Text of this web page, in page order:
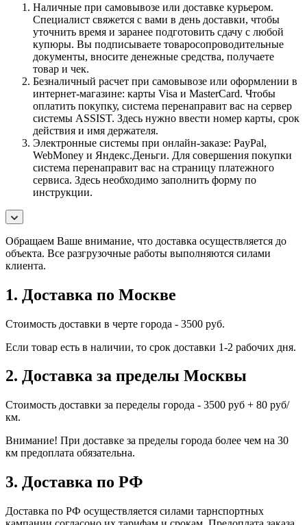
Наличные при самовывозе или доставке курьером.
Специалист свяжется с вами в день доставки, чтобы
уточнить время и заранее подготовить сдачу с любой
купюры. Вы подписываете товаросопроводительные
документы, вносите денежные средства, получаете
товар и чек.
Безналичный расчет при самовывозе или оформлении в
интернет-магазине: карты Visa и MasterCard. Чтобы
оплатить покупку, система перенаправит вас на сервер
системы ASSIST. Здесь нужно ввести номер карты, срок
действия и имя держателя.
Электронные системы при онлайн-заказе: PayPal,
WebMoney и Яндекс.Деньги. Для совершения покупки
система перенаправит вас на страницу платежного
сервиса. Здесь необходимо заполнить форму по
инструкции.
Обращаем Ваше внимание, что доставка осуществляется до
объекта. Все разгрузочные работы выполняются силами
клиента.
1. Доставка по Москве
Стоимость доставки в черте города - 3500 руб.
Если товар есть в наличии, то срок доставки 1-2 рабочих дня.
2. Доставка за пределы Москвы
Стоимость доставки за переделы города - 3500 руб + 80 руб/
км.
Внимание! При доставке за пределы города более чем на 30
км предоплата обязательна.
3. Доставка по РФ
Доставка по РФ осуществляется силами тарнспортных